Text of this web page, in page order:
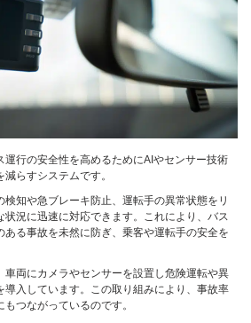
運行の安全性を高めるためにAIやセンサー技術
らすシステムです。
検知や急ブレーキ防止、運転手の異常状態をリ
状況に迅速に対応できます。これにより、バス
ある事故を未然に防ぎ、乗客や運転手の安全を
車両にカメラやセンサーを設置し危険運転や異
導入しています。この取り組みにより、事故率
つながっているのです。